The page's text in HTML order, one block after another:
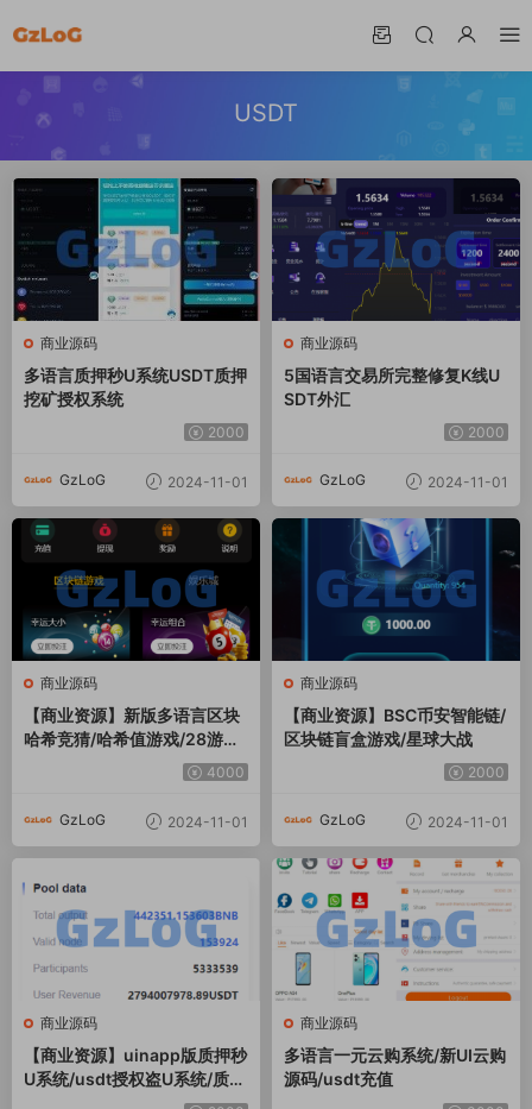
USDT
商业源码
多语言质押秒U系统USDT质押
挖矿授权系统
2000
GzLoG 2024-11-01
商业源码
5国语言交易所完整修复K线U
SDT外汇
2000
GzLoG 2024-11-01
商业源码
【商业资源】新版多语言区块
哈希竞猜/哈希值游戏/28游戏/
4000
GzLoG 2024-11-01
商业源码
【商业资源】BSC币安智能链/
区块链盲盒游戏/星球大战
2000
GzLoG 2024-11-01
商业源码
【商业资源】uinapp版质押秒
U系统/usdt授权盗U系统/质押
商业源码
多语言一元云购系统/新UI云购
源码/usdt充值